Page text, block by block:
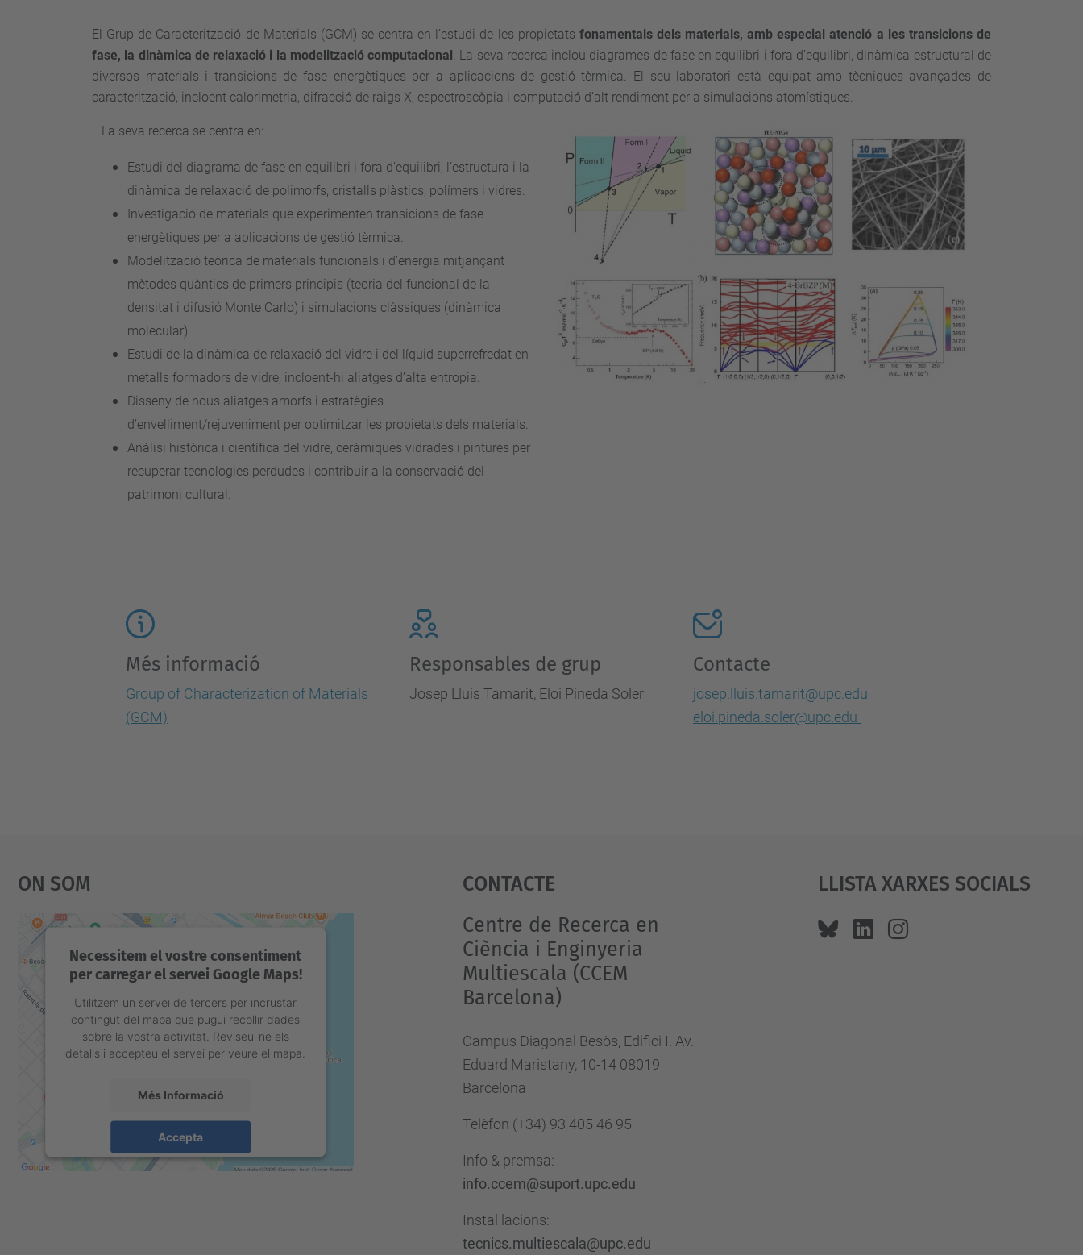
El Grup de Caracterització de Materials (GCM) se centra en l’estudi de les propietats fonamentals dels materials, amb especial atenció a les transicions de
fase, la dinàmica de relaxació i la modelització computacional . La seva recerca inclou diagrames de fase en equilibri i fora d’equilibri, dinàmica estructural de
diversos materials i transicions de fase energètiques per a aplicacions de gestió tèrmica. El seu laboratori està equipat amb tècniques avançades de
caracterització, incloent calorimetria, difracció de raigs X, espectroscòpia i computació d’alt rendiment per a simulacions atomístiques.
La seva recerca se centra en:
Estudi del diagrama de fase en equilibri i fora d’equilibri, l’estructura i la
dinàmica de relaxació de polimorfs, cristalls plàstics, polímers i vidres.
Investigació de materials que experimenten transicions de fase
energètiques per a aplicacions de gestió tèrmica.
Modelització teòrica de materials funcionals i d’energia mitjançant
mètodes quàntics de primers principis (teoria del funcional de la
densitat i difusió Monte Carlo) i simulacions clàssiques (dinàmica
molecular).
Estudi de la dinàmica de relaxació del vidre i del líquid superrefredat en
metalls formadors de vidre, incloent-hi aliatges d’alta entropia.
Disseny de nous aliatges amorfs i estratègies
d’envelliment/rejuveniment per optimitzar les propietats dels materials.
Anàlisi històrica i científica del vidre, ceràmiques vidrades i pintures per
recuperar tecnologies perdudes i contribuir a la conservació del
patrimoni cultural.
Més informació
Group of Characterization of Materials
(GCM)
Responsables de grup
Josep Lluis Tamarit, Eloi Pineda Soler
Contacte
josep.lluis.tamarit@upc.edu
eloi.pineda.soler@upc.edu
On Som
Necessitem el vostre consentiment
per carregar el servei Google Maps!
Utilitzem un servei de tercers per incrustar
contingut del mapa que pugui recollir dades
sobre la vostra activitat. Reviseu-ne els
detalls i accepteu el servei per veure el mapa.
Més Informació
Accepta
powered by
Usercentrics Consent
Contacte
Centre de Recerca en
Ciència i Enginyeria
Multiescala (CCEM
Barcelona)
Campus Diagonal Besòs, Edifici I. Av.
Eduard Maristany, 10-14 08019
Barcelona
Telèfon (+34) 93 405 46 95
Info & premsa:
info.ccem@suport.upc.edu
Instal·lacions:
tecnics.multiescala@upc.edu
Llista Xarxes Socials